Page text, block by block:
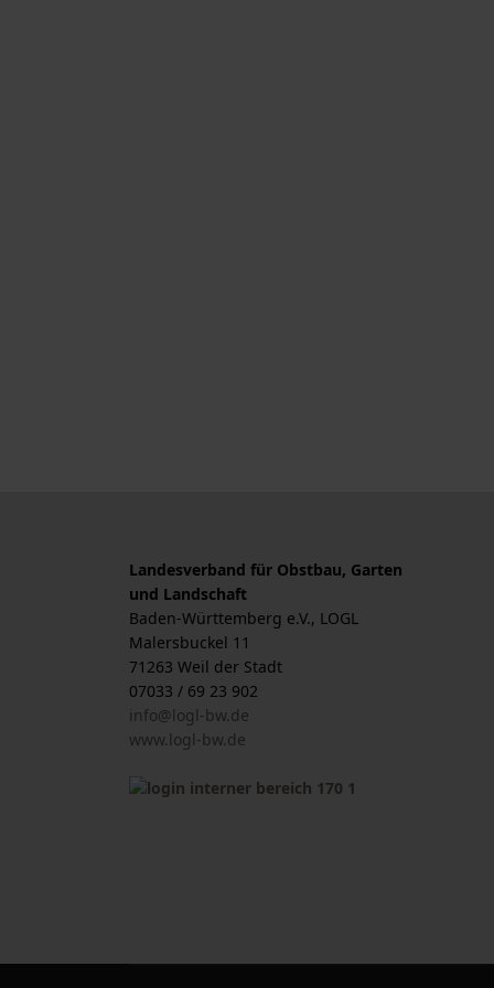
Landesverband für Obstbau, Garten
und Landschaft
Baden-Württemberg e.V., LOGL
Malersbuckel 11
71263 Weil der Stadt
07033 / 69 23 902
info@logl-bw.de
www.logl-bw.de